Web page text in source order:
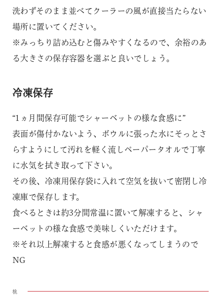
洗わずそのまま並べてクーラーの風が直接当たらない
場所に置いてください。
※みっちり詰め込むと傷みやすくなるので、余裕のあ
る大きさの保存容器を選ぶと良いでしょう。
冷凍保存
“1ヵ月間保存可能でシャーベットの様な食感に”
表面が傷付かないよう、ボウルに張った水にそっとさ
らすようにして汚れを軽く流しペーパータオルで丁寧
に水気を拭き取って下さい。
その後、冷凍用保存袋に入れて空気を抜いて密閉し冷
凍庫で保存します。
食べるときは約3分間常温に置いて解凍すると、シャ
ーベットの様な食感で美味しくいただけます。
※それ以上解凍すると食感が悪くなってしまうので
NG
桃